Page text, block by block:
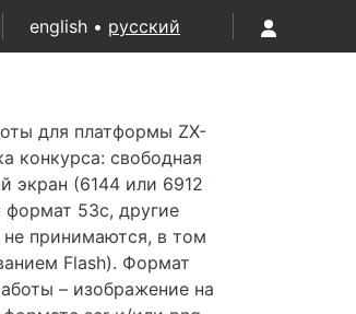
english • русский
для платформы ZX-
конкурса: свободная
экран (6144 или 6912
формат 53c, другие
принимаются, в том
Flash). Формат
– изображение на